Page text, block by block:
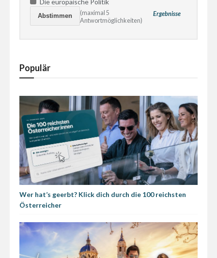
Die europäische Politik
Ergebnisse
(maximal 5
Antwortmöglichkeiten)
Populär
Wer hat’s geerbt? Klick dich durch die 100 reichsten
Österreicher